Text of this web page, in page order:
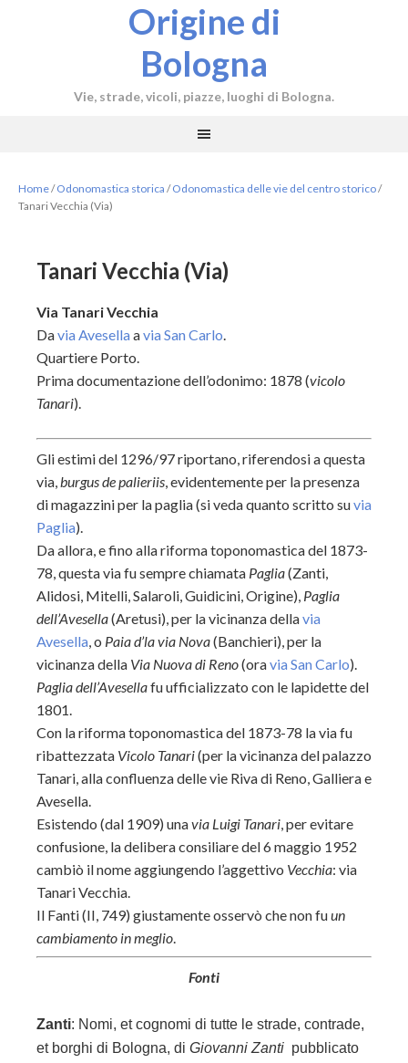
Origine di
Bologna
Vie, strade, vicoli, piazze, luoghi di Bologna.
Home/ Odonomastica storica / Odonomastica delle vie del centro storico/
Tanari Vecchia (Via)
Tanari Vecchia (Via)
Via Tanari Vecchia
Davia Avesellaavia San Carlo.
Quartiere Porto.
Prima documentazione dell’odonimo: 1878 (vicolo
Tanari).
Gli estimi del 1296/97 riportano, riferendosi a questa
via,burgus de palieriis, evidentemente per la presenza
di magazzini per la paglia (si veda quanto scritto suvia
Paglia).
Da allora, e fino alla riforma toponomastica del 1873-
78, questa via fu sempre chiamata Paglia(Zanti,
Alidosi, Mitelli, Salaroli, Guidicini, Origine), Paglia
dell’Avesella(Aretusi), per la vicinanza dellavia
Avesella, o Paia d’la via Nova(Banchieri), per la
vicinanza della Via Nuova di Reno(oravia San Carlo).
Paglia dell’Avesellafu ufficializzato con le lapidette del
1801.
Con la riforma toponomastica del 1873-78 la via fu
ribattezzata Vicolo Tanari(per la vicinanza del palazzo
Tanari, alla confluenza delle vie Riva di Reno, Galliera e
Avesella.
Esistendo (dal 1909) unavia Luigi Tanari, per evitare
confusione, la delibera consiliare del 6 maggio 1952
cambiò il nome aggiungendo l’aggettivo Vecchia: via
Tanari Vecchia.
Il Fanti (II, 749) giustamente osservò che non fuun
cambiamento in meglio.
Fonti
Zanti: Nomi, et cognomi di tutte le strade, contrade,
et borghi di Bologna, di Giovanni Zanti pubblicato